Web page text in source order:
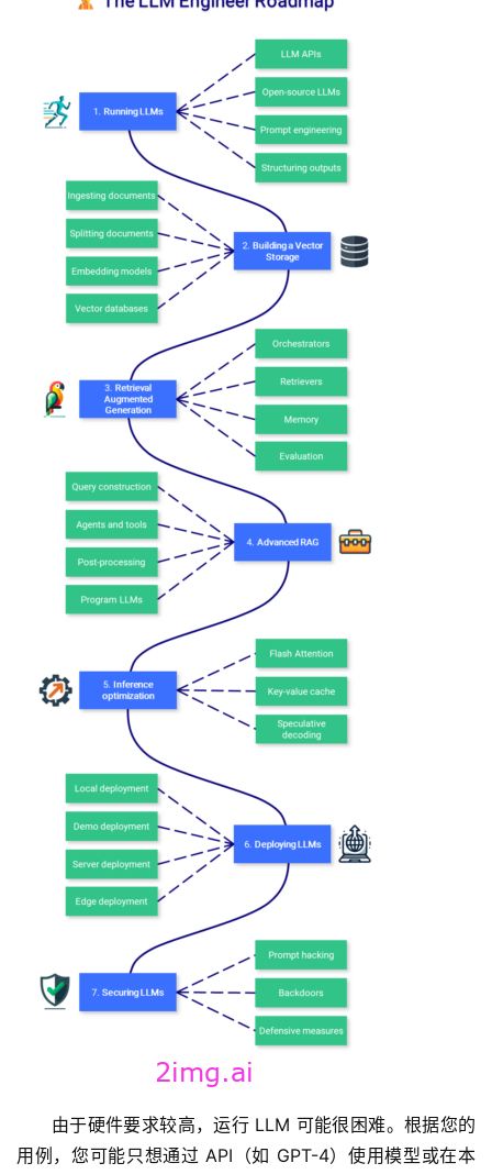
由于硬件要求较高，运行 LLM 可能很困难。根据您的
用例，您可能只想通过 API（如 GPT-4）使用模型或在本